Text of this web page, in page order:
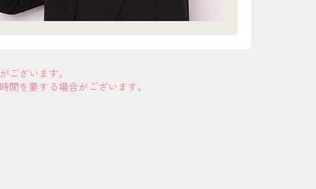
ざいます。
を要する場合がございます。